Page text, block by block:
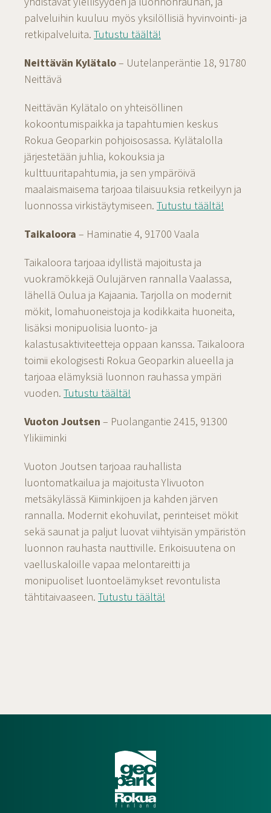
palveluihin kuuluu myös yksilöllisiä hyvinvointi- ja
retkipalveluita. Tutustu täältä!
Neittävän Kylätalo– Uutelanperäntie 18, 91780
Neittävä
Neittävän Kylätalo on yhteisöllinen
kokoontumispaikka ja tapahtumien keskus
Rokua Geoparkin pohjoisosassa. Kylätalolla
järjestetään juhlia, kokouksia ja
kulttuuritapahtumia, ja sen ympäröivä
maalaismaisema tarjoaa tilaisuuksia retkeilyyn ja
luonnossa virkistäytymiseen. Tutustu täältä!
Taikaloora – Haminatie 4, 91700 Vaala
Taikaloora tarjoaa idyllistä majoitusta ja
vuokramökkejä Oulujärven rannalla Vaalassa,
lähellä Oulua ja Kajaania. Tarjolla on modernit
mökit, lomahuoneistoja ja kodikkaita huoneita,
lisäksi monipuolisia luonto- ja
kalastusaktiviteetteja oppaan kanssa. Taikaloora
toimii ekologisesti Rokua Geoparkin alueella ja
tarjoaa elämyksiä luonnon rauhassa ympäri
vuoden. Tutustu täältä!
Vuoton Joutsen – Puolangantie 2415, 91300
Ylikiiminki
Vuoton Joutsen tarjoaa rauhallista
luontomatkailua ja majoitusta Ylivuoton
metsäkylässä Kiiminkijoen ja kahden järven
rannalla. Modernit ekohuvilat, perinteiset mökit
sekä saunat ja paljut luovat viihtyisän ympäristön
luonnon rauhasta nauttiville. Erikoisuutena on
vaelluskaloille vapaa melontareitti ja
monipuoliset luontoelämykset revontulista
tähtitaivaaseen. Tutustu täältä!